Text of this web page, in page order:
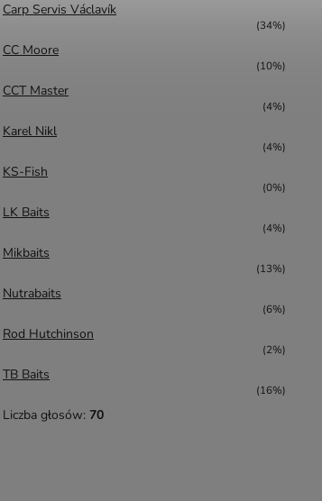
Carp Servis Václavík
(34%)
CC Moore
(10%)
CCT Master
(4%)
Karel Nikl
(4%)
KS-Fish
(0%)
LK Baits
(4%)
Mikbaits
(13%)
Nutrabaits
(6%)
Rod Hutchinson
(2%)
TB Baits
(16%)
Liczba głosów: 70